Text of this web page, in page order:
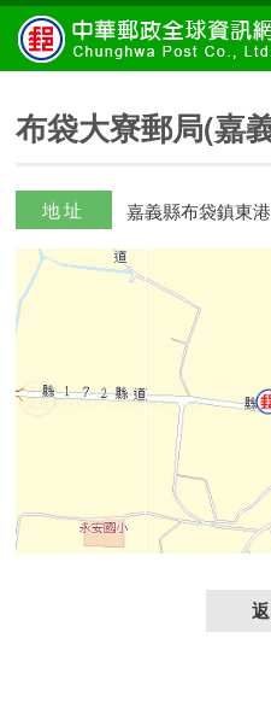
布袋大寮郵局(嘉
地址 嘉義縣布袋鎮東